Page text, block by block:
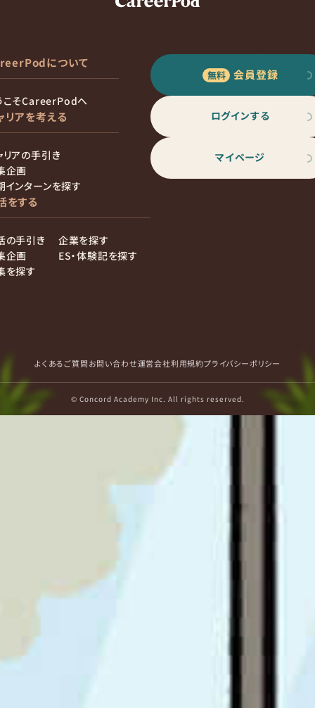
について
こそCareerPodへ
リアを考える
リアの手引き
企画
インターンを探す
をする
の手引き
企画
を探す
企業を探す
ES・体験記を探す
会員登録
ログインする
マイページ
よくあるご質問お問い合わせ運営会社利用規約プライバシーポリシー
© Concord Academy Inc. All rights reserved.